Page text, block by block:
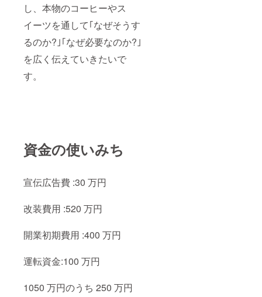
し、本物のコーヒーやス
イーツを通して｢なぜそうす
るのか?｣｢なぜ必要なのか?｣
を広く伝えていきたいで
す。
資金の使いみち
宣伝広告費 :30 万円
改装費用 :520 万円
開業初期費用 :400 万円
運転資金:100 万円
1050 万円のうち 250 万円